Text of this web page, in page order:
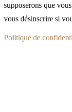
supposerons que
vous désinscrire si
Politique de